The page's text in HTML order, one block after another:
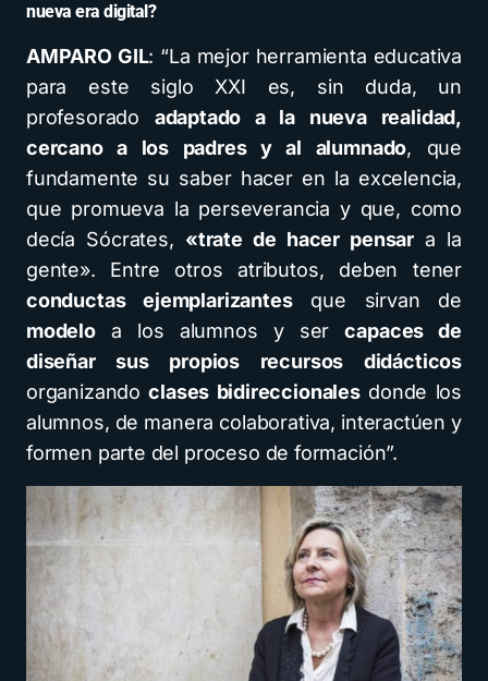
nueva era digital?
AMPARO GIL: “La mejor herramienta educativa
para este siglo XXI es, sin duda, un
profesorado adaptado a la nueva realidad,
cercano a los padres y al alumnado, que
fundamente su saber hacer en la excelencia,
que promueva la perseverancia y que, como
decía Sócrates, «trate de hacer pensar a la
gente». Entre otros atributos, deben tener
conductas ejemplarizantesque sirvan de
modeloa los alumnos y sercapaces de
diseñar sus propios recursos didácticos
organizandoclases bidireccionalesdonde los
alumnos, de manera colaborativa, interactúen y
formen parte del proceso de formación”.